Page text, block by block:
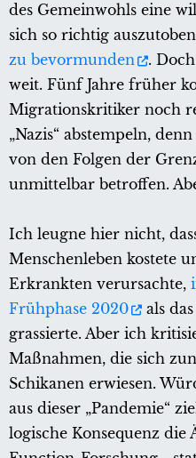
des Gemeinwohls eine
sich so richtig
zu bevormunden
.
weit. Fünf Jahre früher
Migrationskritiker noch
„Nazis“ abstempeln,
von den Folgen der
unmittelbar betroffen.
Ich leugne hier nicht,
Menschenleben kostete
Erkrankten verursachte,
Frühphase 2020
als
grassierte. Aber ich
Maßnahmen, die sich
Schikanen erwiesen.
aus dieser „Pandemie“
logische Konsequenz